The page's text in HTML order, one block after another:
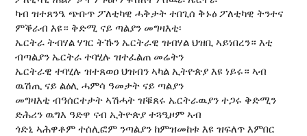
ካብ ዝተጸንዔ ጭቡጥ ፖለቲካዊ ሓቅታት ተበጊሰ ቅኑዕ ፖለቲካዊ ትንተና
ምቕራብ እዩ። ቅድሚ ናይ ጣልያን መግዛእቲ፡
ኤርትራ ትብሃል ሃገር ትኹን ኤርትራዊ ዝብሃል ህዝቢ ኣይነበረን። እቲ
ብጣልያን ኤርትራ ተባሂሉ ዝተፈልጠ መሬትን
ኤርትራዊ ተባሂሉ ዝተጸወዐ ህዝብን ኣካል ኢትዮጵያ እዩ ነይሩ። ኣብ
ዉሽጢ ናይ ልዕሊ ሓምሳ ዓመታት ናይ ጣልያን
መግዛእቲ ብዓሰርተታት ኣሽሓት ዝቑጸሩ ኤርትራዉያን ተጋሩ ቅድሚን
ድሕሪን ዉግእ ዓድዋ ናብ ኢትዮጵያ ተጓዒዞም ኣብ
ጎድኒ ኣሕዋቶም ተሰሊፎም ንጣልያን ከምዝመከቱ እዩ ዝፍለጥ እምበር